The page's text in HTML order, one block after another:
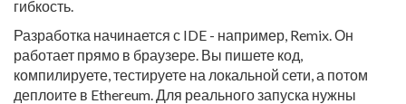
гибкость.
Разработка начинается с IDE - например, Remix. Он
работает прямо в браузере. Вы пишете код,
компилируете, тестируете на локальной сети, а потом
деплоите в Ethereum. Для реального запуска нужны